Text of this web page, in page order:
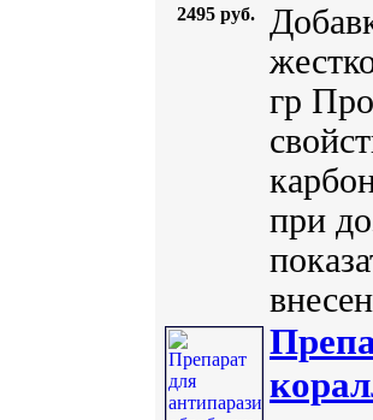
2495 руб.
гр
при